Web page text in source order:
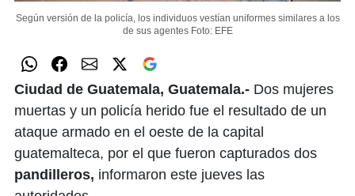
Según versión de la policía, los individuos vestían uniformes similares a los
de sus agentes Foto: EFE
Ciudad de Guatemala, Guatemala.- Dos mujeres
muertas y un policía herido fue el resultado de un
ataque armado en el oeste de la capital
guatemalteca, por el que fueron capturados dos
pandilleros, informaron este jueves las